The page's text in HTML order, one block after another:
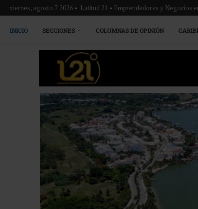
viernes, agosto 7 2026 • Latitud 21 • Emprendedores y Negocios
INICIO SECCIONES COLUMNAS DE OPINIÓN